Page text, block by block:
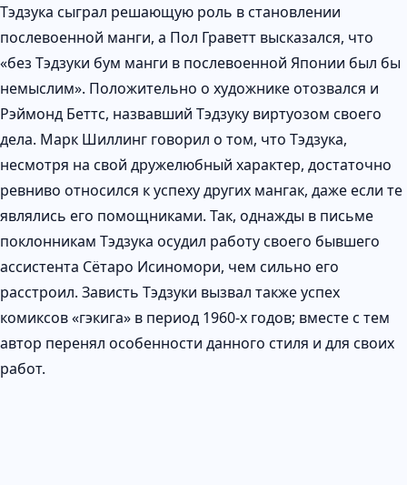
Тэдзука сыграл решающую роль в становлении
послевоенной манги, а Пол Граветт высказался, что
«без Тэдзуки бум манги в послевоенной Японии был бы
немыслим». Положительно о художнике отозвался и
Рэймонд Беттс, назвавший Тэдзуку виртуозом своего
дела. Марк Шиллинг говорил о том, что Тэдзука,
несмотря на свой дружелюбный характер, достаточно
ревниво относился к успеху других мангак, даже если те
являлись его помощниками. Так, однажды в письме
поклонникам Тэдзука осудил работу своего бывшего
ассистента Сётаро Исиномори, чем сильно его
расстроил. Зависть Тэдзуки вызвал также успех
комиксов «гэкига» в период 1960-х годов; вместе с тем
автор перенял особенности данного стиля и для своих
работ.